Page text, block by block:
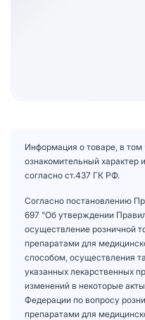
Информация о товаре, в том
ознакомительный характер
согласно ст.437 ГК РФ.
Согласно постановлению
697 "Об утверждении
осуществление розничной
препаратами для
способом, осуществления
указанных лекарственных
изменений в некоторые
Федерации по вопросу
препаратами для